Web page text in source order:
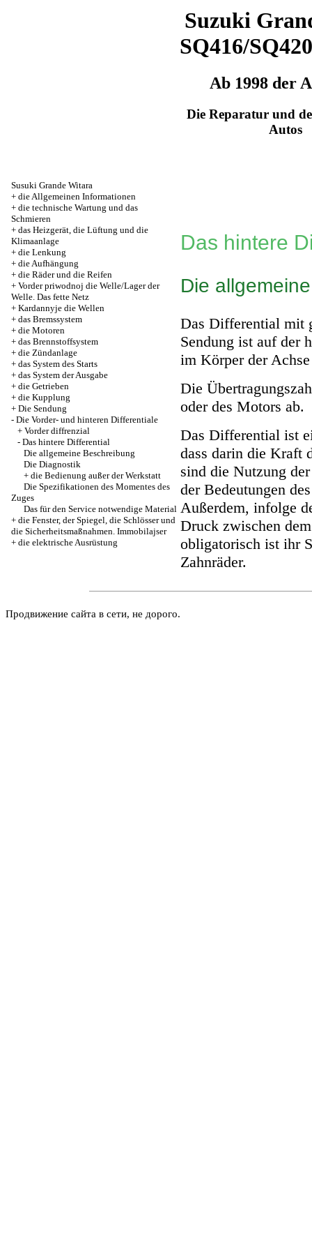
Suzuki
SQ416/
Ab 1998 der
Die Reparatur und
Autos
Susuki Grande Witara
+ die Allgemeinen Informationen
+ die technische Wartung und das
Schmieren
+ das Heizgerät, die Lüftung und die
Klimaanlage
+ die Lenkung
+ die Aufhängung
+ die Räder und die Reifen
+ Vorder priwodnoj die Welle/Lager der
Welle. Das fette Netz
+ Kardannyje die Wellen
+ das Bremssystem
+ die Motoren
+ das Brennstoffsystem
+ die Zündanlage
+ das System des Starts
+ das System der Ausgabe
+ die Getrieben
+ die Kupplung
+ Die Sendung
- Die Vorder- und hinteren Differentiale
+ Vorder diffrenzial
- Das hintere Differential
Die allgemeine Beschreibung
Die Diagnostik
+ die Bedienung außer der Werkstatt
Die Spezifikationen des Momentes des
Zuges
Das für den Service notwendige Material
+ die Fenster, der Spiegel, die Schlösser und
die Sicherheitsmaßnahmen. Immobilajser
+ die elektrische Ausrüstung
Das hintere
Die
Das Differential mit
Sendung ist auf der
im Körper der
Die
oder des Motors ab.
Das Differential ist
dass darin die Kraft
sind die Nutzung
der Bedeutungen
Außerdem, infolge
Druck zwischen
obligatorisch ist ihr
Zahnräder.
Продвижение сайта в сети, не дорого.